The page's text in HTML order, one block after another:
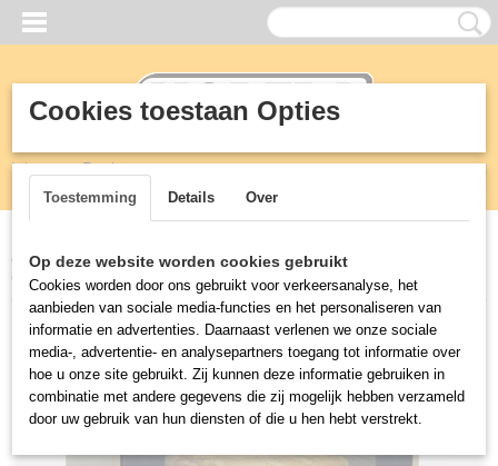
Inloggen Registreren
(0)
Home >Horeca>Euromax> 60x40 & 1/1GN heteluchtoven met
Grill
Cookies toestaan Opties
Toestemming Details Over
Op deze website worden cookies gebruikt
Cookies worden door ons gebruikt voor verkeersanalyse, het
aanbieden van sociale media-functies en het personaliseren van
informatie en advertenties. Daarnaast verlenen we onze sociale
media-, advertentie- en analysepartners toegang tot informatie over
hoe u onze site gebruikt. Zij kunnen deze informatie gebruiken in
combinatie met andere gegevens die zij mogelijk hebben verzameld
door uw gebruik van hun diensten of die u hen hebt verstrekt.